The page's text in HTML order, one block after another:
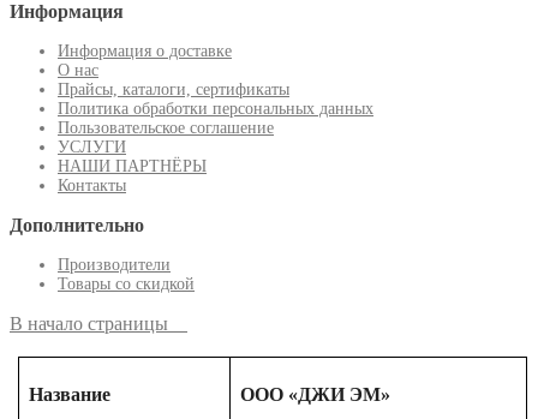
Информация
Информация о доставке
О нас
Прайсы, каталоги, сертификаты
Политика обработки персональных данных
Пользовательское соглашение
УСЛУГИ
НАШИ ПАРТНЁРЫ
Контакты
Дополнительно
Производители
Товары со скидкой
В начало страницы
Название ООО «ДЖИ ЭМ»